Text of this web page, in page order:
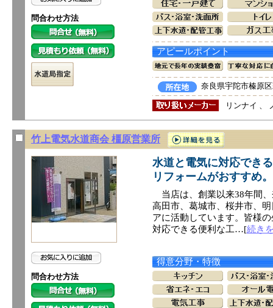
問合わせ方法
アピールポイント
奈良県宇陀市榛原
リンナイ 、
竹上電気水道商会 橿原営業所
問合わせ方法
水道と電気に対応でき
リフォームがおすすめ。
当店は、創業以来38年間
高田市、葛城市、桜井市、
アに活動しています。皆様
対応できる便利な工…[続き
得意分野・特徴